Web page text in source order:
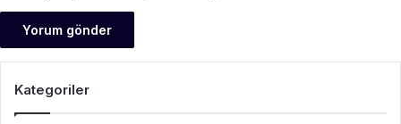
Kategoriler